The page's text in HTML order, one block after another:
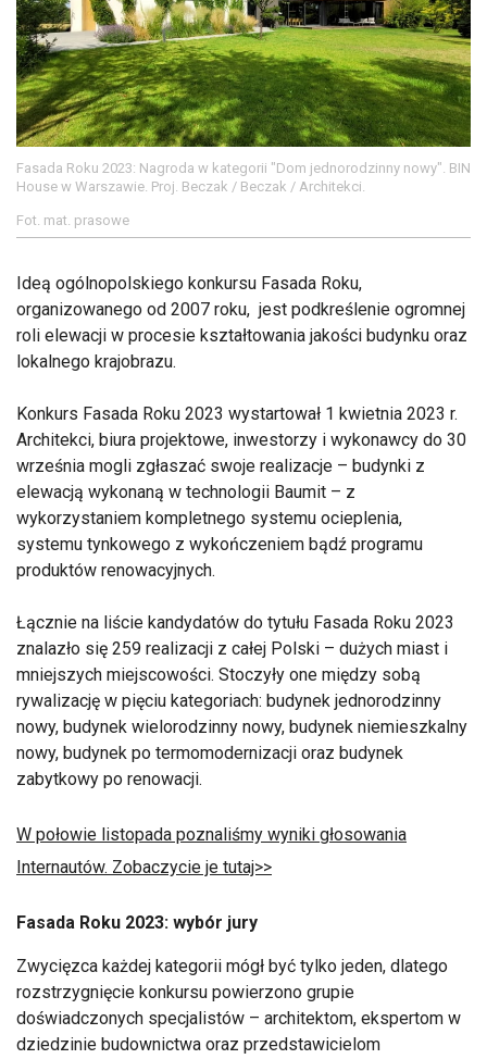
Fasada Roku 2023: Nagroda w kategorii "Dom jednorodzinny nowy". BIN
House w Warszawie. Proj. Beczak / Beczak / Architekci.
Fot. mat. prasowe
Ideą ogólnopolskiego konkursu Fasada Roku,
organizowanego od 2007 roku, jest podkreślenie ogromnej
roli elewacji w procesie kształtowania jakości budynku oraz
lokalnego krajobrazu.
Konkurs Fasada Roku 2023 wystartował 1 kwietnia 2023 r.
Architekci, biura projektowe, inwestorzy i wykonawcy do 30
września mogli zgłaszać swoje realizacje – budynki z
elewacją wykonaną w technologii Baumit – z
wykorzystaniem kompletnego systemu ocieplenia,
systemu tynkowego z wykończeniem bądź programu
produktów renowacyjnych.
Łącznie na liście kandydatów do tytułu Fasada Roku 2023
znalazło się 259 realizacji z całej Polski – dużych miast i
mniejszych miejscowości. Stoczyły one między sobą
rywalizację w pięciu kategoriach: budynek jednorodzinny
nowy, budynek wielorodzinny nowy, budynek niemieszkalny
nowy, budynek po termomodernizacji oraz budynek
zabytkowy po renowacji.
W połowie listopada poznaliśmy wyniki głosowania
Internautów. Zobaczycie je tutaj>>
Fasada Roku 2023: wybór jury
Zwycięzca każdej kategorii mógł być tylko jeden, dlatego
rozstrzygnięcie konkursu powierzono grupie
doświadczonych specjalistów – architektom, ekspertom w
dziedzinie budownictwa oraz przedstawicielom